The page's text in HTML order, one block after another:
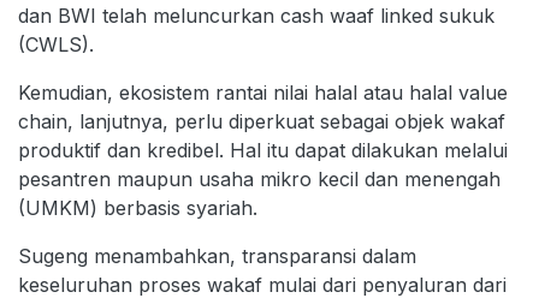
dan BWI telah meluncurkan cash waaf linked sukuk
(CWLS).
Kemudian, ekosistem rantai nilai halal atau halal value
chain, lanjutnya, perlu diperkuat sebagai objek wakaf
produktif dan kredibel. Hal itu dapat dilakukan melalui
pesantren maupun usaha mikro kecil dan menengah
(UMKM) berbasis syariah.
Sugeng menambahkan, transparansi dalam
keseluruhan proses wakaf mulai dari penyaluran dari